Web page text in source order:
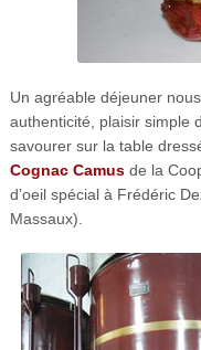
Un agréable déjeuner
authenticité, plaisir simple
savourer sur la table
Cognac Camusde la
d’oeil spécial à Frédéric
Massaux).